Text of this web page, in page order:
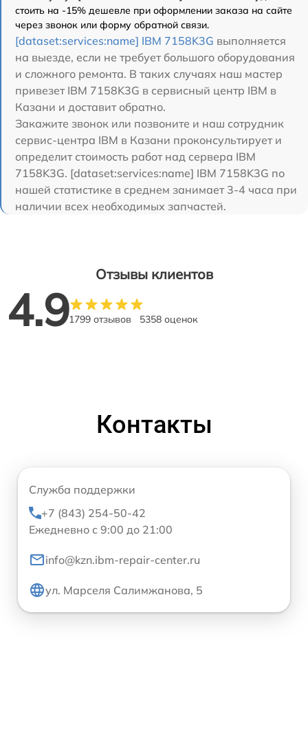
стоить на -15% дешевле при оформлении заказа на сайте
через звонок или форму обратной связи.
[dataset:services:name] IBM 7158K3G выполняется
на выезде, если не требует большого оборудования
и сложного ремонта. В таких случаях наш мастер
привезет IBM 7158K3G в сервисный центр IBM в
Казани и доставит обратно.
Закажите звонок или позвоните и наш сотрудник
сервис-центра IBM в Казани проконсультирует и
определит стоимость работ над сервера IBM
7158K3G. [dataset:services:name] IBM 7158K3G по
нашей статистике в среднем занимает 3-4 часа при
наличии всех необходимых запчастей.
Отзывы клиентов
4.91799 отзывов 5358 оценок
Контакты
Служба поддержки
+7 (843) 254-50-42
Ежедневно с 9:00 до 21:00
info@kzn.ibm-repair-center.ru
ул. Марселя Салимжанова, 5